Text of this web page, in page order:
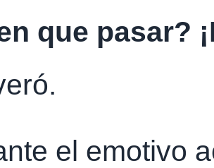
que pasar?
el emotivo